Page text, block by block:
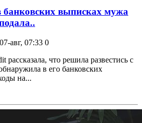
выписках мужа
07-авг, 07:33 0
рассказала, что решила развестись с
в его банковских
на...